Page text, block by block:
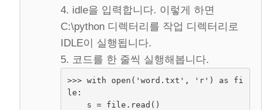
4. idle을 입력합니다. 이렇게 하면
C:\python 디렉터리를 작업 디렉터리로
IDLE이 실행됩니다.
5. 코드를 한 줄씩 실행해봅니다.
>>> with open('word.txt', 'r') as fi
le:
s = file.read()